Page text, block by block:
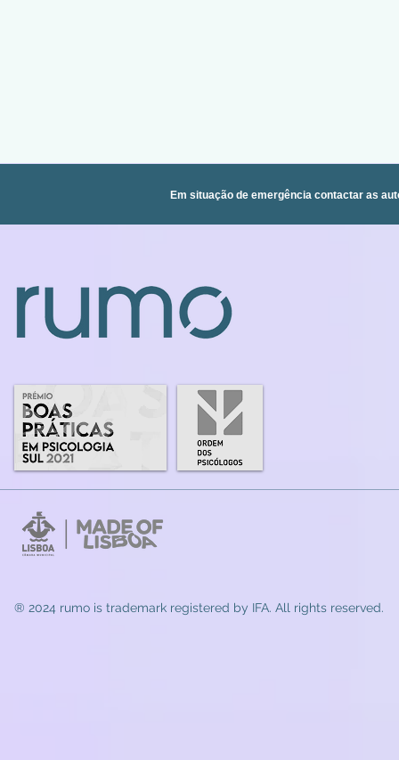
Em situação de emergência contactar as
® 2024 rumo is trademark registered by IFA. All rights reserved.